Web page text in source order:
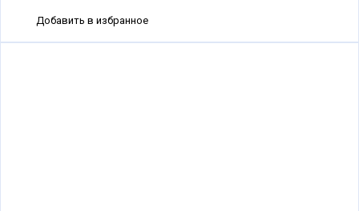
Добавить в избранное